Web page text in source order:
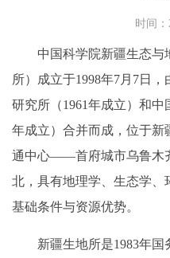
时间：
中国科学院新疆生态与
所）成立于1998年7月7日
研究所（1961年成立）和
年成立）合并而成，位于新
通中心——首府城市乌鲁木
北，具有地理学、生态学、
基础条件与资源优势。
新疆生地所是1983年国